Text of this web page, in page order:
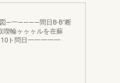
図―一――――間日B‐B′断
喫輪ヶヶヶルを在蘇
ト問日一一一一一